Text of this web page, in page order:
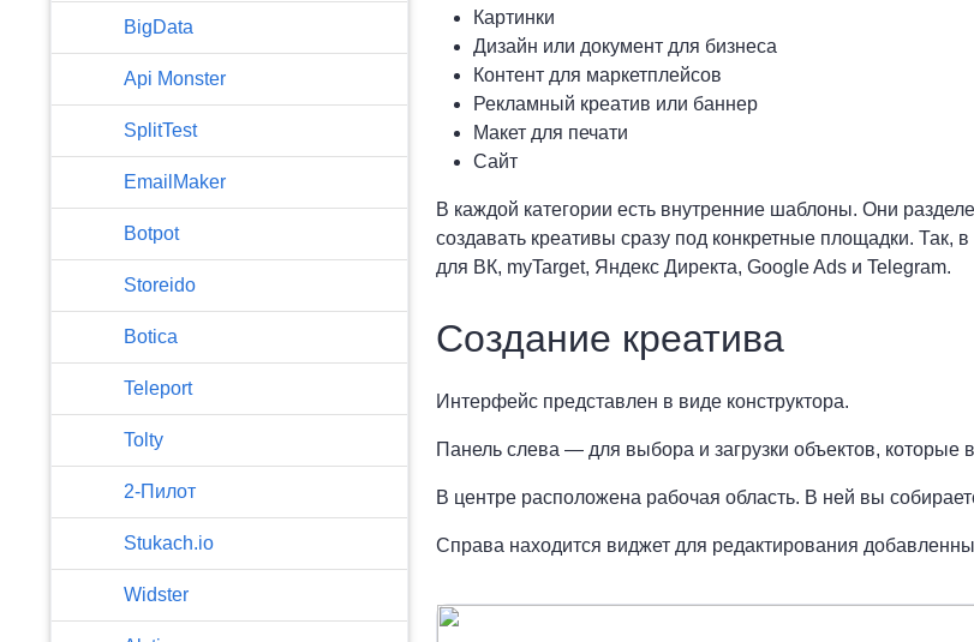
BigData
Api Monster
SplitTest
EmailMaker
Botpot
Storeido
Botica
Teleport
Tolty
2-Пилот
Stukach.io
Widster
Картинки
Дизайн или документ для бизнеса
Контент для маркетплейсов
Рекламный креатив или баннер
Макет для печати
Сайт
В каждой категории есть внутренние шаблоны. Они
создавать креативы сразу под конкретные площадки.
для ВК, myTarget, Яндекс Директа, Google Ads и Telegram.
Cоздание креатива
Интерфейс представлен в виде конструктора.
Панель слева — для выбора и загрузки объектов, которые
В центре расположена рабочая область. В ней вы
Справа находится виджет для редактирования